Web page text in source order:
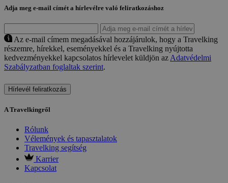
Adja meg e-mail címét a hírlevélre való feliratkozáshoz
Az e-mail címem megadásával hozzájárulok, hogy a Travelking
részemre, hírekkel, eseményekkel és a Travelking nyújtotta
kedvezményekkel kapcsolatos hírlevelet küldjön az Adatvédelmi
Szabályzatban foglaltak szerint.
Hírlevél feliratkozás
A Travelkingről
Rólunk
Vélemények és tapasztalatok
Travelking segítség
Karrier
Kapcsolat